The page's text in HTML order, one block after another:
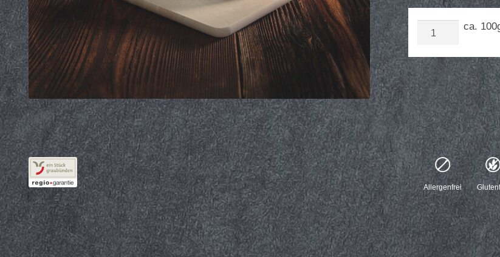
ca.
Menge
Allergenfrei